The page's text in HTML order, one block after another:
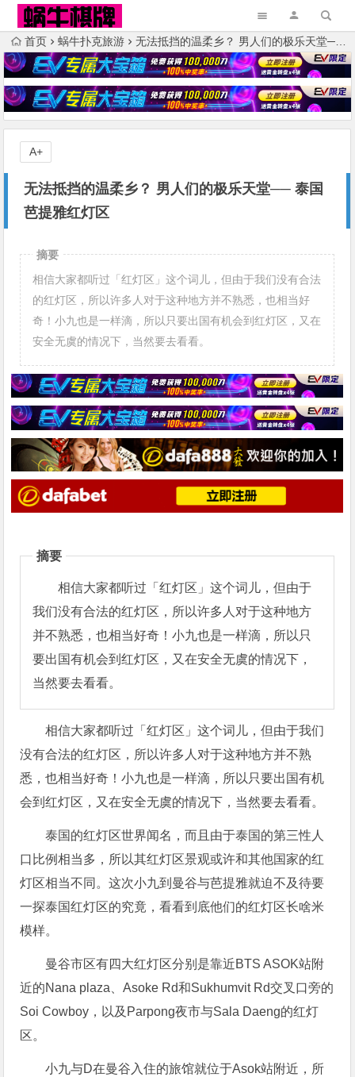
首页 蜗牛扑克旅游 无法抵挡的温柔乡？ 男人们的极乐天堂── 泰国芭提雅红灯区
无法抵挡的温柔乡？ 男人们的极乐天堂── 泰国
芭提雅红灯区
A+
摘要
相信大家都听过「红灯区」这个词儿，但由于我们没有合法
的红灯区，所以许多人对于这种地方并不熟悉，也相当好
奇！小九也是一样滴，所以只要出国有机会到红灯区，又在
安全无虞的情况下，当然要去看看。
摘要
相信大家都听过「红灯区」这个词儿，但由于
我们没有合法的红灯区，所以许多人对于这种地方
并不熟悉，也相当好奇！小九也是一样滴，所以只
要出国有机会到红灯区，又在安全无虞的情况下，
当然要去看看。
相信大家都听过「红灯区」这个词儿，但由于我们
没有合法的红灯区，所以许多人对于这种地方并不熟
悉，也相当好奇！小九也是一样滴，所以只要出国有机
会到红灯区，又在安全无虞的情况下，当然要去看看。
泰国的红灯区世界闻名，而且由于泰国的第三性人
口比例相当多，所以其红灯区景观或许和其他国家的红
灯区相当不同。这次小九到曼谷与芭提雅就迫不及待要
一探泰国红灯区的究竟，看看到底他们的红灯区长啥米
模样。
曼谷市区有四大红灯区分别是靠近BTS ASOK站附
近的Nana plaza、Asoke Rd和Sukhumvit Rd交叉口旁的
Soi Cowboy，以及Parpong夜市与Sala Daeng的红灯
区。
小九与D在曼谷入住的旅馆就位于Asok站附近，所